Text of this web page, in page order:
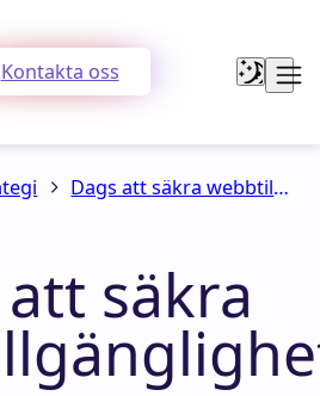
Kontakta oss
Dags att säkra webbtillgänglighet
säkra